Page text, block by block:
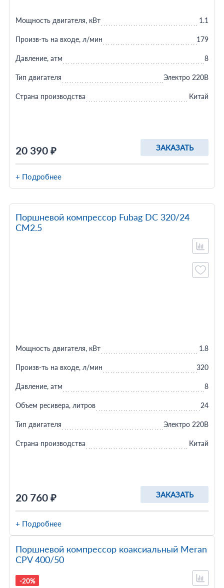
20 390 ₽ ЗАКАЗАТЬ
Мощность двигателя, кВт 1.1
Произв-ть на входе, л/мин 179
Давление, атм 8
Тип двигателя Электро 220В
Страна производства Китай
+ Подробнее
Поршневой компрессор Fubag DС 320/24
CM2.5
20 760 ₽ ЗАКАЗАТЬ
Мощность двигателя, кВт 1.8
Произв-ть на входе, л/мин 320
Давление, атм 8
Объем ресивера, литров 24
Тип двигателя Электро 220В
Страна производства Китай
+ Подробнее
Поршневой компрессор коаксиальный Meran
CPV 400/50
-20%